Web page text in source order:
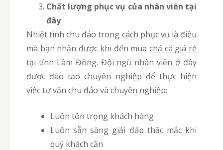
Chất lượng phục vụ của nhân viên tại
đây
Nhiệt tình chu đáo trong cách phục vụ là điều
mà bạn nhận được khi đến mua chả cá giá rẻ
tại tỉnh Lâm Đồng. Đội ngũ nhân viên ở đây
được đào tạo chuyên nghiệp để thực hiện
việc tư vấn chu đáo và chuyên nghiệp:
Luôn tôn trọng khách hàng
Luôn sẵn sàng giải đáp thắc mắc khi
quý khách cần